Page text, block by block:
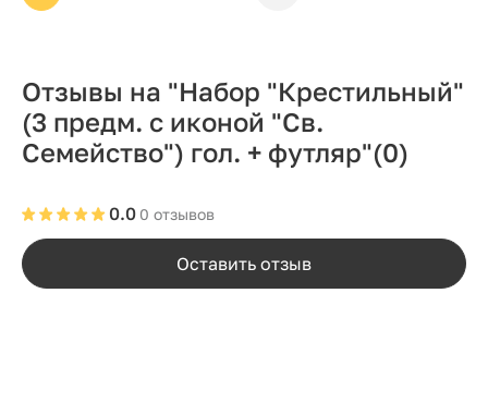
Отзывы на "Набор "Крестильный"
(3 предм. с иконой "Св.
Семейство") гол. + футляр"(0)
0 отзывов
0.0
Оставить отзыв